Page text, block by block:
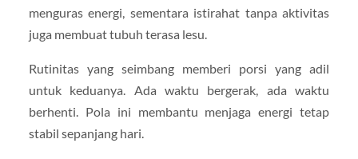
menguras energi, sementara istirahat tanpa aktivitas
juga membuat tubuh terasa lesu.
Rutinitas yang seimbang memberi porsi yang adil
untuk keduanya. Ada waktu bergerak, ada waktu
berhenti. Pola ini membantu menjaga energi tetap
stabil sepanjang hari.